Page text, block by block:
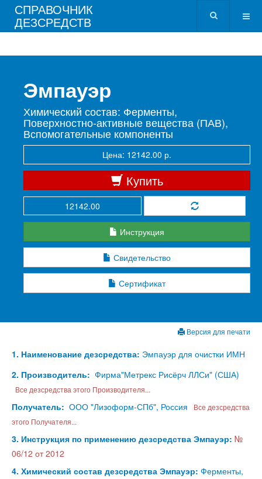
СПРАВОЧНИК
ДЕЗСРЕДСТВ
Эмпауэр
Химический состав: Ферменты,
Поверхностно-активные вещества (ПАВ),
Вспомогательные компоненты
Цена: 12142.00 р.
Купить
Инструкция
Свидетельство
Сертификат
Версия для печати
1. Наименование дезсредства: Эмпауэр для очистки ИМН
2. Производитель: Фирма"Метрекс Рисёрч ЛЛСи" (США)
Все дезсредства этого Производителя...
Получатель: ООО "Лизоформ-СПб", Россия
Все дезсредства
этого Получателя...
3. Инструкция по применению дезсредства Эмпауэр: №
06/12 от 2012
4. Химический состав дезсредства Эмпауэр: Ферменты,